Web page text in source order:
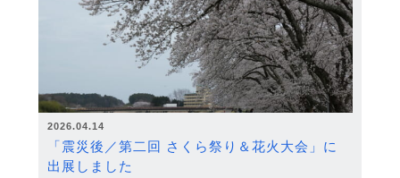
2026.04.14
「震災後／第二回 さくら祭り＆花火大会」に
出展しました